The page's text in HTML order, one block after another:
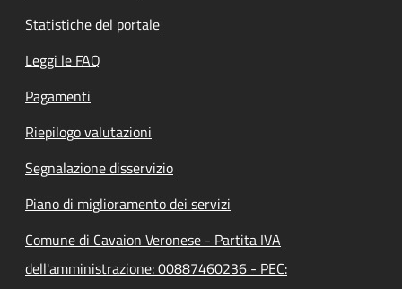
Statistiche del portale
Leggi le FAQ
Pagamenti
Riepilogo valutazioni
Segnalazione disservizio
Piano di miglioramento dei servizi
Comune di Cavaion Veronese - Partita IVA
dell'amministrazione: 00887460236 - PEC: